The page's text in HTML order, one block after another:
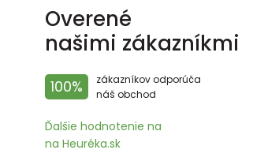
Overené
našimi zákazníkmi
100%
zákazníkov odporúča
náš obchod
Ďalšie hodnotenie na
na Heuréka.sk